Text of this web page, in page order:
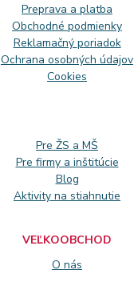
Preprava a platba
Obchodné podmienky
Reklamačný poriadok
Ochrana osobných údajov
Cookies
Pre ŽS a MŠ
Pre firmy a inštitúcie
Blog
Aktivity na stiahnutie
VEĽKOOBCHOD
O nás